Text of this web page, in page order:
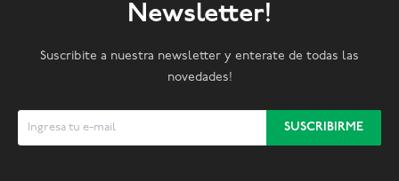
Newsletter!
Suscribite a nuestra newsletter y enterate de todas las
novedades!
SUSCRIBIRME